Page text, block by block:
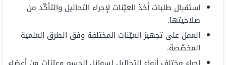
استقبال طلبات أخذ العيّنات لإجراء التحاليل والتأكّد من
صلاحيتها.
العمل على تجهيز العيّنات المختلفة وفق الطرق العلمية
المخصّصة.